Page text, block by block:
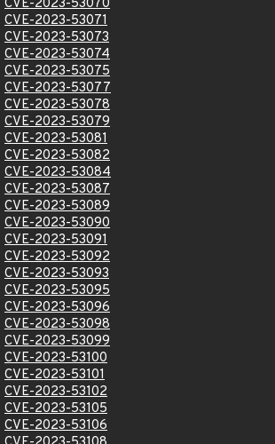
CVE-2023-53070
CVE-2023-53071
CVE-2023-53073
CVE-2023-53074
CVE-2023-53075
CVE-2023-53077
CVE-2023-53078
CVE-2023-53079
CVE-2023-53081
CVE-2023-53082
CVE-2023-53084
CVE-2023-53087
CVE-2023-53089
CVE-2023-53090
CVE-2023-53091
CVE-2023-53092
CVE-2023-53093
CVE-2023-53095
CVE-2023-53096
CVE-2023-53098
CVE-2023-53099
CVE-2023-53100
CVE-2023-53101
CVE-2023-53102
CVE-2023-53105
CVE-2023-53106